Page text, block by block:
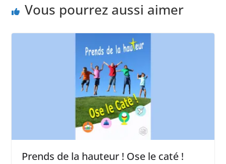
Vous pourrez aussi aimer
Prends de la hauteur ! Ose le caté !